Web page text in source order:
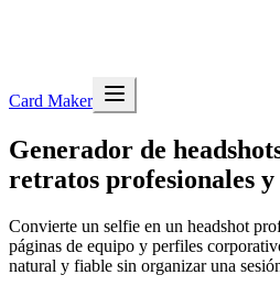
Card Maker
Generador de
retratos profesionales
Convierte un selfie en un headshot
páginas de equipo y perfiles
natural y fiable sin organizar una